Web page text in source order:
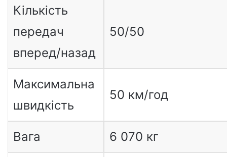
Кількість
передач
вперед/назад
50/50
Максимальна
швидкість
50 км/год
Вага 6 070 кг